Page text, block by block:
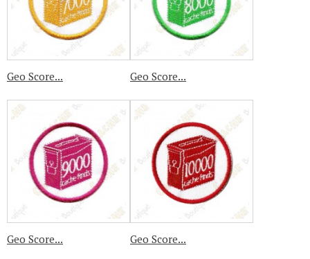
Geo Score... Geo Score...
Geo Score... Geo Score...